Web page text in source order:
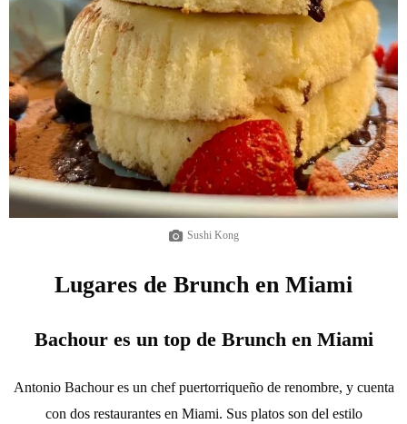
Sushi Kong
Lugares de Brunch en Miami
Bachour es un top de Brunch en Miami
Antonio Bachour es un chef puertorriqueño de renombre, y cuenta
con dos restaurantes en Miami. Sus platos son del estilo